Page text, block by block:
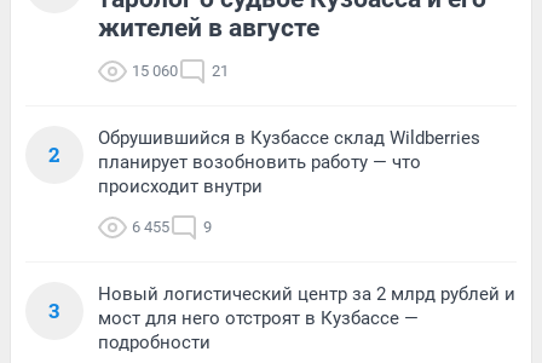
жителей в августе
15 060 21
2
Обрушившийся в Кузбассе склад Wildberries
планирует возобновить работу — что
происходит внутри
6 455 9
3
Новый логистический центр за 2 млрд рублей и
мост для него отстроят в Кузбассе —
подробности